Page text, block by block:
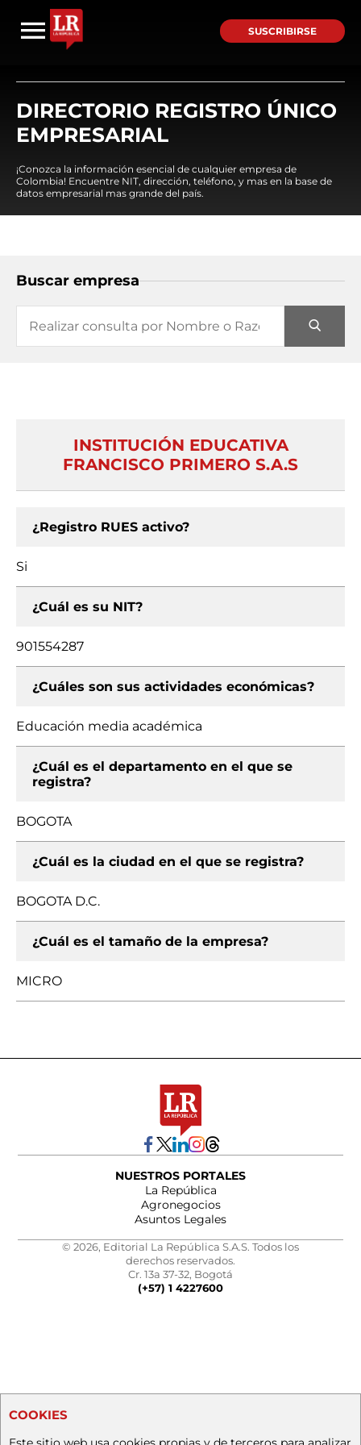
SUSCRIBIRSE
DIRECTORIO REGISTRO ÚNICO
EMPRESARIAL
¡Conozca la información esencial de cualquier empresa de
Colombia! Encuentre NIT, dirección, teléfono, y mas en la base de
datos empresarial mas grande del país.
Buscar empresa
INSTITUCIÓN EDUCATIVA
FRANCISCO PRIMERO S.A.S
¿Registro RUES activo?
Si
¿Cuál es su NIT?
901554287
¿Cuáles son sus actividades económicas?
Educación media académica
¿Cuál es el departamento en el que se
registra?
BOGOTA
¿Cuál es la ciudad en el que se registra?
BOGOTA D.C.
¿Cuál es el tamaño de la empresa?
MICRO
NUESTROS PORTALES
La República
Agronegocios
Asuntos Legales
© 2026, Editorial La República S.A.S. Todos los
derechos reservados.
Cr. 13a 37-32, Bogotá
(+57) 1 4227600
COOKIES